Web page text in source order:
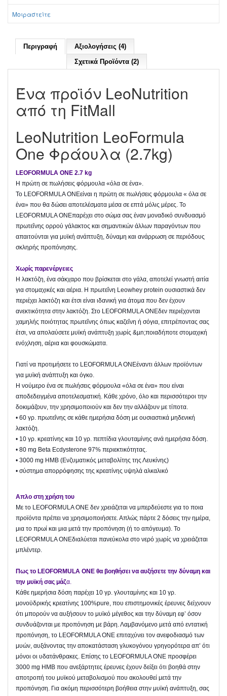
Μοιραστείτε
Περιγραφή
Αξιολογήσεις (4)
Σχετικά Προϊόντα (2)
Ένα προϊόν LeoNutrition
από τη FitMall
LeoNutrition LeoFormula
One Φράουλα (2.7kg)
LEOFORMULA ONE 2.7 kg
Η πρώτη σε πωλήσεις φόρμουλα «όλα σε ένα».
Το LEOFORMULA ONEείναι η πρώτη σε πωλήσεις φόρμουλα « όλα σε
ένα» που θα δώσει αποτελέσματα μέσα σε επτά μόλις μέρες. Το
LEOFORMULA ONEπαρέχει στο σώμα σας έναν μοναδικό συνδυασμό
πρωτεΐνης ορρού γάλακτος και σημαντικών άλλων παραγόντων που
απαιτούνται για μυϊκή ανάπτυξη, δύναμη και ανάρρωση σε περιόδους
σκληρής προπόνησης.
Χωρίς παρενέργειες
Η λακτόζη, ένα σάκχαρο που βρίσκεται στο γάλα, αποτελεί γνωστή αιτία
για στομαχικές και αέρια. Η πρωτεΐνη Leowhey protein ουσιαστικά δεν
περιέχει λακτόζη και έτσι είναι ιδανική για άτομα που δεν έχουν
ανεκτικότητα στην λακτόζη. Στο LEOFORMULA ONEδεν περιέχονται
χαμηλής ποιότητας πρωτεΐνης όπως καζεΐνη ή σόγια, επιτρέποντας σας
έτσι, να απολαύσετε μυϊκή ανάπτυξη χωρίς &µn;ποιαδήποτε στομαχική
ενόχληση, αέρια και φουσκώματα.
Γιατί να προτιμήσετε το LEOFORMULA ONEέναντι άλλων προϊόντων
για μυϊκή ανάπτυξη και όγκο.
Η νούμερο ένα σε πωλήσεις φόρμουλα «όλα σε ένα» που είναι
αποδεδειγμένα αποτελεσματική. Κάθε χρόνο, όλο και περισσότεροι την
δοκιμάζουν, την χρησιμοποιούν και δεν την αλλάζουν με τίποτα.
• 60 γρ. πρωτεΐνης σε κάθε ημερήσια δόση με ουσιαστικά μηδενική
λακτόζη.
• 10 γρ. κρεατίνης και 10 γρ. πεπτίδια γλουταμίνης ανά ημερήσια δόση.
• 80 mg Beta Ecdysterone 97% περιεκτικότητας.
• 3000 mg HMB (Ενζυματικός μεταβολίτης της Λευκίνης)
• σύστημα απορρόφησης της κρεατίνης υψηλά αλκαλικό
Απλο στη χρήση του
Με το LEOFORMULA ONE δεν χρειάζεται να μπερδεύεστε για το ποια
προϊόντα πρέπει να χρησιμοποιήσετε. Απλώς πάρτε 2 δόσεις την ημέρα,
μια το πρωί και μια μετά την προπόνηση (ή το απόγευμα). Το
LEOFORMULA ONEδιαλύεται πανεύκολα στο νερό χωρίς να χρειάζεται
μπλέντερ.
Πως το LEOFORMULA ONE θα βοηθήσει να αυξήσετε την δύναμη και
την μυϊκή σας μάζα.
Κάθε ημερήσια δόση παρέχει 10 γρ. γλουταμίνης και 10 γρ.
μονοϋδρικής κρεατίνης 100%pure, που επιστημονικές έρευνες δείχνουν
ότι μπορούν να αυξήσουν το μυϊκό μέγεθος και την δύναμη εφ’ όσον
συνδυάζονται με προπόνηση με βάρη. Λαμβανόμενο μετά από εντατική
προπόνηση, το LEOFORMULA ONE επιταχύνει τον ανεφοδιασμό των
μυών, αυξάνοντας την αποκατάσταση γλυκογόνου γρηγορότερα απ’ ότι
μόνοι οι υδατάνθρακες. Επίσης το LEOFORMULA ONE προσφέρει
3000 mg HMB που ανεξάρτητες έρευνες έχουν δείξει ότι βοηθά στην
αποτροπή του μυϊκού μεταβολισμού που ακολουθεί μετά την
προπόνηση. Για ακόμη περισσότερη βοήθεια στην μυϊκή ανάπτυξη, σας